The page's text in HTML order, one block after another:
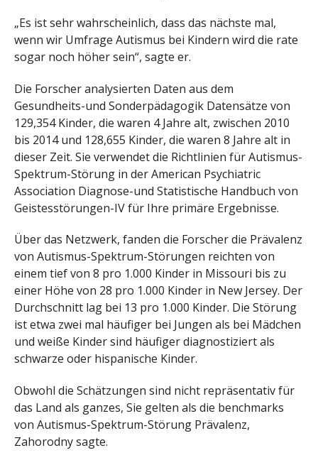
„Es ist sehr wahrscheinlich, dass das nächste mal,
wenn wir Umfrage Autismus bei Kindern wird die rate
sogar noch höher sein“, sagte er.
Die Forscher analysierten Daten aus dem
Gesundheits-und Sonderpädagogik Datensätze von
129,354 Kinder, die waren 4 Jahre alt, zwischen 2010
bis 2014 und 128,655 Kinder, die waren 8 Jahre alt in
dieser Zeit. Sie verwendet die Richtlinien für Autismus-
Spektrum-Störung in der American Psychiatric
Association Diagnose-und Statistische Handbuch von
Geistesstörungen-IV für Ihre primäre Ergebnisse.
Über das Netzwerk, fanden die Forscher die Prävalenz
von Autismus-Spektrum-Störungen reichten von
einem tief von 8 pro 1.000 Kinder in Missouri bis zu
einer Höhe von 28 pro 1.000 Kinder in New Jersey. Der
Durchschnitt lag bei 13 pro 1.000 Kinder. Die Störung
ist etwa zwei mal häufiger bei Jungen als bei Mädchen
und weiße Kinder sind häufiger diagnostiziert als
schwarze oder hispanische Kinder.
Obwohl die Schätzungen sind nicht repräsentativ für
das Land als ganzes, Sie gelten als die benchmarks
von Autismus-Spektrum-Störung Prävalenz,
Zahorodny sagte.